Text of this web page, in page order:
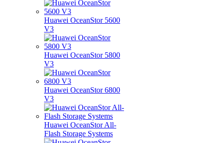
Huawei OceanStor 5600
V3
Huawei OceanStor 5800
V3
Huawei OceanStor 6800
V3
Huawei OceanStor All-
Flash Storage Systems